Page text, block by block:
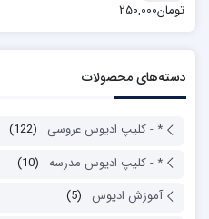
تومان250,000
دسته‌های محصولات
* - کلیپ ادیوس عروسی
(122)
* - کلیپ ادیوس مدرسه (10)
آموزش ادیوس
(5)